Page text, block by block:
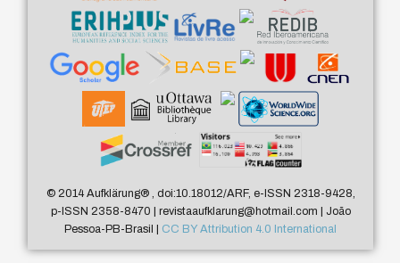
© 2014 Aufklärung®, doi:10.18012/ARF, e-ISSN 2318-9428,
p-ISSN 2358-8470 | revistaaufklarung@hotmail.com | João
Pessoa-PB-Brasil | CC BY Attribution 4.0 International